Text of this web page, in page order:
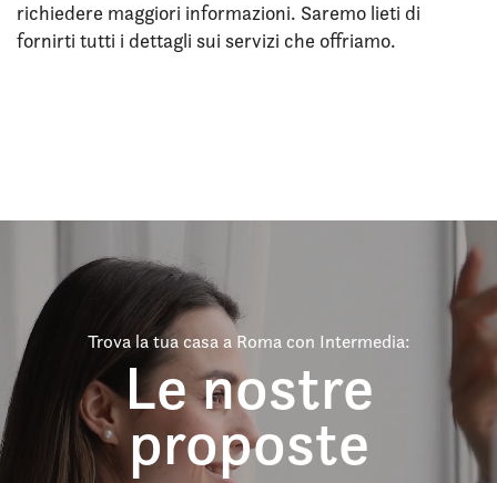
richiedere maggiori informazioni. Saremo lieti di
fornirti tutti i dettagli sui servizi che offriamo.
Trova la tua casa a Roma con Intermedia:
Le nostre
proposte